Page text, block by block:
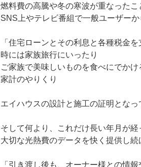
燃料費の高騰や冬の寒波が重なったこ
SNS上やテレビ番組で一般ユーザー
「住宅ローンとその利息と各種税金を
時には家族旅行にいったり
ご家族で美味しいものを食べにでかけ
家計のやりくり
エイハウスの設計と施工の証明となっ
そして何より、これだけ長い年月が経
大切な光熱費のデータを快く提供し
「引き渡し後も、オーナー様との情